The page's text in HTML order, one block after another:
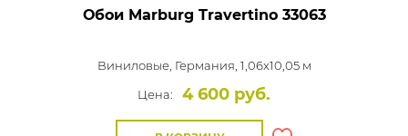
Обои Marburg Travertino33063
Виниловые, Германия, 1,06x10,05 м
Цена:
4 600 руб.